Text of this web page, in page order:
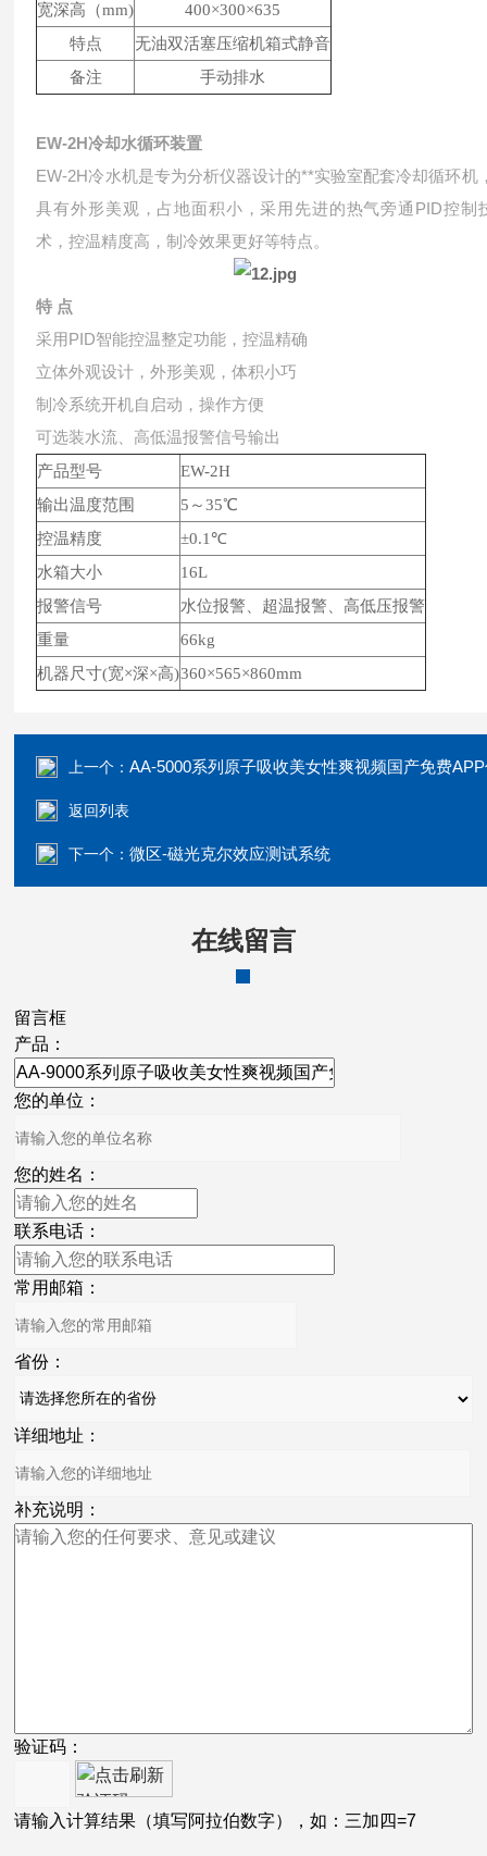
宽深高（mm)
400×300×635
特点
无油双活塞压缩机箱式静音
备注
手动排水
EW-2H冷却水循环装置
EW-2H冷水机是专为分析仪器设计的**实验室配套冷却循环机
具有外形美观，占地面积小，采用先进的热气旁通PID控制
术，控温精度高，制冷效果更好等特点。
特 点
采用PID智能控温整定功能，控温精确
立体外观设计，外形美观，体积小巧
制冷系统开机自启动，操作方便
可选装水流、高低温报警信号输出
产品型号
EW-2H
输出温度范围
5～35℃
控温精度
±0.1℃
水箱大小
16L
报警信号
水位报警、超温报警、高低压报警
重量
66kg
机器尺寸(宽×深×高)360×565×860mm
上一个：AA-5000系列原子吸收美女性爽视频国产免费
返回列表
下一个：微区-磁光克尔效应测试系统
在线留言
留言框
产品：
您的单位：
您的姓名：
联系电话：
常用邮箱：
省份：
详细地址：
补充说明：
验证码：
请输入计算结果（填写阿拉伯数字），如：三加四=7